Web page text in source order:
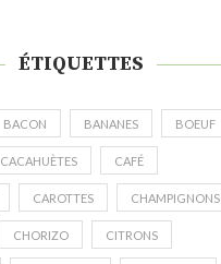
ÉTIQUETTES
BACON BANANES BOEUF
CACAHUÈTES CAFÉ
CAROTTES CHAMPIGNONS
CHORIZO CITRONS